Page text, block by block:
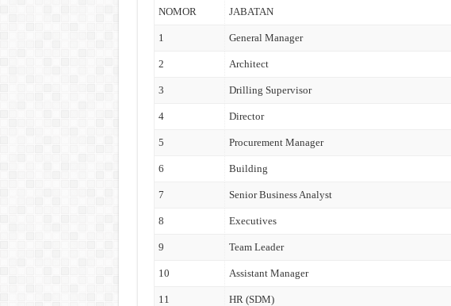
NOMOR JABATAN
1 General Manager
2 Architect
3 Drilling Supervisor
4 Director
5 Procurement Manager
6 Building
7 Senior Business Analyst
8 Executives
9 Team Leader
10 Assistant Manager
11 HR (SDM)